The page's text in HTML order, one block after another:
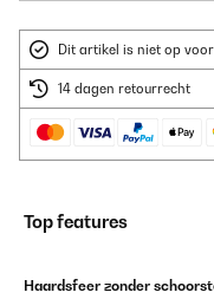
Dit artikel is niet op
14 dagen retourrecht
Top features
Haardsfeer zonder